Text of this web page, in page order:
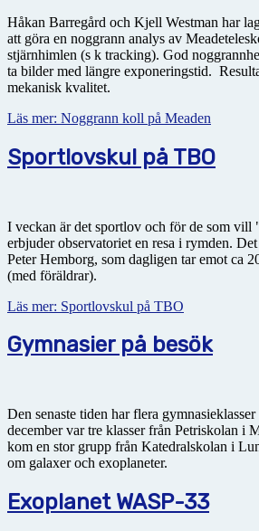
Håkan Barregård och Kjell Westman har
att göra en noggrann analys av
stjärnhimlen (s k tracking). God
ta bilder med längre exponeringstid.
mekanisk kvalitet.
Läs mer: Noggrann koll på Meaden
Sportlovskul på TBO
I veckan är det sportlov och för de som vill
erbjuder observatoriet en resa i rymden.
Peter Hemborg, som dagligen tar emot ca
(med föräldrar).
Läs mer: Sportlovskul på TBO
Gymnasier på besök
Den senaste tiden har flera
december var tre klasser från Petriskolan i
kom en stor grupp från Katedralskolan i
om galaxer och exoplaneter.
Exoplanet WASP-33